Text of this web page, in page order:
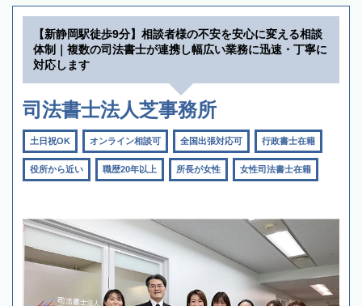
【新静岡駅徒歩9分】相談者様の不安を安心に変える相談
体制｜複数の司法書士が連携し幅広い業務に迅速・丁寧に
対応します
司法書士法人芝事務所
土日祝OK オンライン相談可 全国出張対応可 行政書士在籍
役所から近い 職歴20年以上 所長が女性 女性司法書士在籍